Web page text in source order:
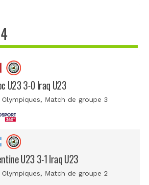
U23 3-0 Iraq U23
Olympiques, Match de groupe 3
U23 3-1 Iraq U23
Olympiques, Match de groupe 2